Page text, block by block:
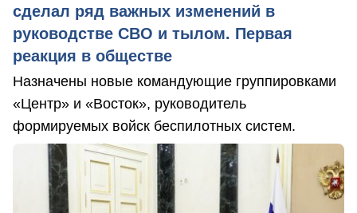
сделал ряд важных изменений в
руководстве СВО и тылом. Первая
реакция в обществе
Назначены новые командующие группировками
«Центр» и «Восток», руководитель
формируемых войск беспилотных систем.